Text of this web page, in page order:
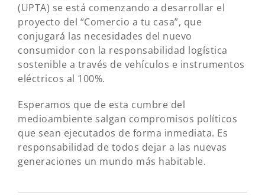
(UPTA) se está comenzando a desarrollar el
proyecto del “Comercio a tu casa”, que
conjugará las necesidades del nuevo
consumidor con la responsabilidad logística
sostenible a través de vehículos e instrumentos
eléctricos al 100%.
Esperamos que de esta cumbre del
medioambiente salgan compromisos políticos
que sean ejecutados de forma inmediata. Es
responsabilidad de todos dejar a las nuevas
generaciones un mundo más habitable.